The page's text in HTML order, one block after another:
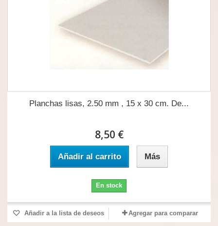
Planchas lisas, 2.50 mm , 15 x 30 cm. De...
8,50 €
Añadir al carrito Más
En stock
Añadir a la lista de deseos Agregar para comparar